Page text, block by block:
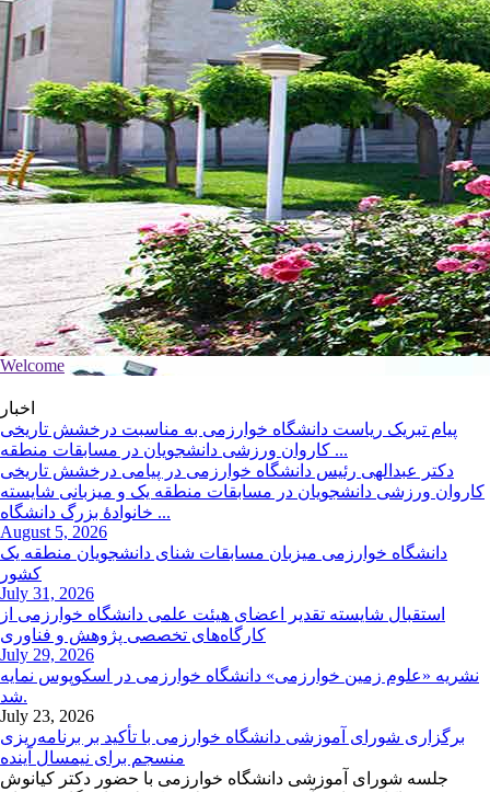
Welcome
اخبار
پیام تبریک ریاست دانشگاه خوارزمی به مناسبت درخشش تاریخی
کاروان ورزشی دانشجویان در مسابقات منطقه ...
دکتر عبدالهی رئیس دانشگاه خوارزمی در پیامی درخشش تاریخی
کاروان ورزشی دانشجویان در مسابقات منطقه یک و میزبانی شایسته
خانوادهٔ بزرگ دانشگاه ...
August 5, 2026
دانشگاه خوارزمی میزبان مسابقات شنای دانشجویان منطقه یک
کشور
July 31, 2026
استقبال شایسته تقدیر اعضای هیئت‌ علمی دانشگاه خوارزمی از
‌کارگاه‌های تخصصی پژوهش و فناوری
July 29, 2026
نشریه «علوم زمین خوارزمی» دانشگاه خوارزمی در اسکوپوس نمایه
شد.
July 23, 2026
برگزاری شورای آموزشی دانشگاه خوارزمی با تأکید بر برنامه‌ریزی
منسجم برای نیمسال آینده
جلسه شورای آموزشی دانشگاه خوارزمی با حضور دکتر کیانوش